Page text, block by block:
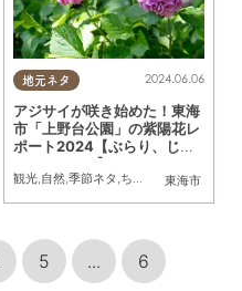
地元ネタ
東海市
2024.06.06
アジサイが咲き始めた！東海
市「上野台公園」の紫陽花レ
ポート2024【ぶらり、じも
ふぉと。#13】
観光, 自然, 季節ネタ ちたまるスタイル掲載店
5 ... 6